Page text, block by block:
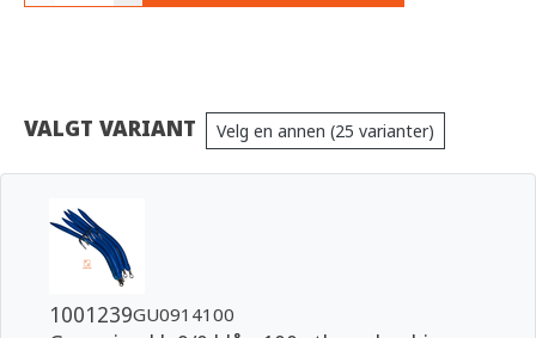
VALGT VARIANT Velg en annen (25 varianter)
1001239GU0914100